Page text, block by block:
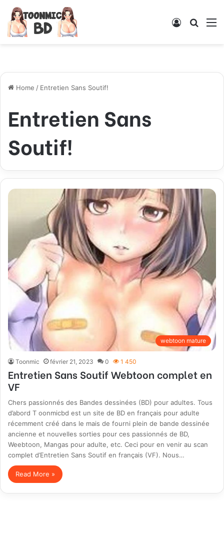
Log
Home / Entretien Sans Soutif!
Entretien Sans
Soutif!
webtoon mature
Toonmic février 21, 2023 0 1 450
Entretien Sans Soutif Webtoon complet en
VF
Chers passionnés des Bandes dessinées (BD) pour adultes. Tous
d’abord T oonmicbd est un site de BD en français pour adulte
récemment créé dans le mais de fourni plein de bande dessinée
ancienne et nouvelles sorties pour ces passionnés de BD,
Weebtoon, Mangas pour adulte, etc. Ceci pour en venir au scan
complet d’Entretien Sans Soutif en français (VF). Nous…
Read More »